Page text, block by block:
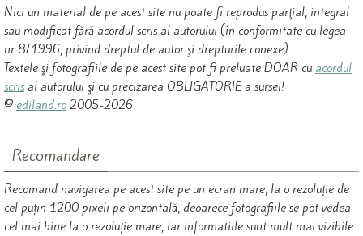
Nici un material de pe acest site nu poate fi reprodus parţial, integral
sau modificat fără acordul scris al autorului (în conformitate cu legea
nr 8/1996, privind dreptul de autor şi drepturile conexe).
Textele şi fotografiile de pe acest site pot fi preluate DOAR cu acordul
scris al autorului şi cu precizarea OBLIGATORIE a sursei!
© ediland.ro 2005-2026
Recomandare
Recomand navigarea pe acest site pe un ecran mare, la o rezoluție de
cel puțin 1200 pixeli pe orizontală, deoarece fotografiile se pot vedea
cel mai bine la o rezoluție mare, iar informatiile sunt mult mai vizibile.